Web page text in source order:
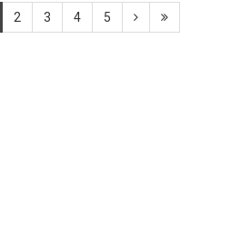
2 3 4 5